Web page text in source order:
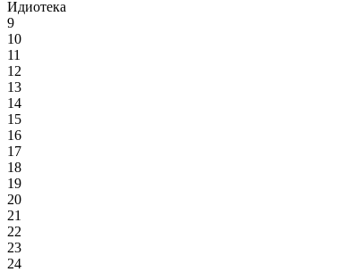
Идиотека
9
10
11
12
13
14
15
16
17
18
19
20
21
22
23
24